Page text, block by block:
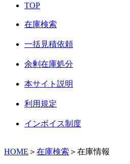
TOP
在庫検索
一括見積依頼
余剰在庫処分
本サイト説明
利用規定
インボイス制度
HOME ＞ 在庫検索 ＞在庫情報